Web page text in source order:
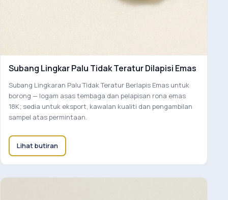
Subang Lingkar Palu Tidak Teratur Dilapisi Emas
Subang Lingkaran Palu Tidak Teratur Berlapis Emas untuk
borong — logam asas tembaga dan pelapisan rona emas
18K; sedia untuk eksport, kawalan kualiti dan pengambilan
sampel atas permintaan.
Lihat butiran